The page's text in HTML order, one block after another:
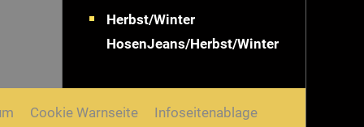
Herbst/Winter
HosenJeans/Herbst/Winter
Cookie Warnseite Infoseitenablage